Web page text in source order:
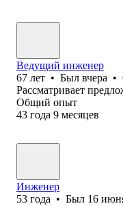
Ведущий инженер
67 лет • Был вчера •
Рассматривает
Общий опыт
43 года 9 месяцев
Инженер
53 года • Был 16